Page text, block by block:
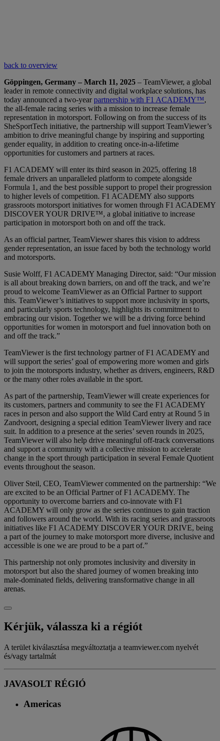
back to overview
Göppingen, Germany – March 11, 2025 – TeamViewer, a global
leader in remote connectivity and digital workplace solutions, has
today announced a two-yearpartnership with F1 ACADEMY™,
the all-female racing series with a mission to increase female
representation in motorsport. Following on from the success of its
SheSportTech initiative, the partnership will support TeamViewer’s
ambition to drive meaningful change by inspiring and supporting
gender equality, in addition to creating once-in-a-lifetime
opportunities for customers and partners at races.
F1 ACADEMY will enter its third season in 2025, offering 18
female drivers an unparalleled platform to compete alongside
Formula 1, and the best possible support to propel their progression
to higher levels of competition. F1 ACADEMY also supports
grassroots motorsport initiatives for women through F1 ACADEMY
DISCOVER YOUR DRIVE™, a global initiative to increase
participation in motorsport both on and off the track.
As an official partner, TeamViewer shares this vision to address
gender representation, an issue faced by both the technology world
and motorsports.
Susie Wolff, F1 ACADEMY Managing Director, said: “Our mission
is all about breaking down barriers, on and off the track, and we’re
proud to welcome TeamViewer as an Official Partner to support
this. TeamViewer’s initiatives to support more inclusivity in sports,
and particularly sports technology, highlights its commitment to
embracing our vision. Together we will be a driving force behind
opportunities for women in motorsport and fuel innovation both on
and off the track.”
TeamViewer is the first technology partner of F1 ACADEMY and
will support the series’ goal of empowering more women and girls
to join the motorsports industry, whether as drivers, engineers, R&D
or the many other roles available in the sport.
As part of the partnership, TeamViewer will create experiences for
its customers, partners and community to see the F1 ACADEMY
races in person and also support the Wild Card entry at Round 5 in
Zandvoort, designing a special edition TeamViewer livery and race
suit. In addition to a presence at the series’ seven rounds in 2025,
TeamViewer will also help drive meaningful off-track conversations
and support a community with a collective mission to accelerate
change in the sport through participation in several Female Quotient
events throughout the season.
Oliver Steil, CEO, TeamViewer commented on the partnership: “We
are excited to be an Official Partner of F1 ACADEMY. The
opportunity to overcome barriers and co-innovate with F1
ACADEMY will only grow as the series continues to gain traction
and followers around the world. With its racing series and grassroots
initiatives like F1 ACADEMY DISCOVER YOUR DRIVE, being
a part of the journey to make motorsport more diverse, inclusive and
accessible is one we are proud to be a part of.”
This partnership not only promotes inclusivity and diversity in
motorsport but also the shared journey of women breaking into
male-dominated fields, delivering transformative change in all
arenas.
Kérjük, válassza ki a régiót
A terület kiválasztása megváltoztatja a teamviewer.com nyelvét
és/vagy tartalmát
JAVASOLT RÉGIÓ
Americas